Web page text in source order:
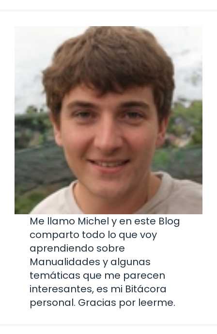
Me llamo Michel y en este Blog
comparto todo lo que voy
aprendiendo sobre
Manualidades y algunas
temáticas que me parecen
interesantes, es mi Bitácora
personal. Gracias por leerme.